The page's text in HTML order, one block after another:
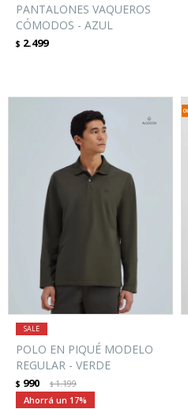
PANTALONES VAQUEROS
CÓMODOS - AZUL
$ 2.499
POLO EN PIQUÉ MODELO
REGULAR - VERDE
$ 990 $1.199
17